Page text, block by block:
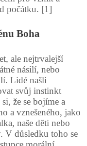
počátku. [1]
Boha
ale nejtrvalejší
násilí, nebo
Lidé našli
svůj instinkt
že se bojíme a
a vznešeného, jako
naše děti nebo
V důsledku toho se